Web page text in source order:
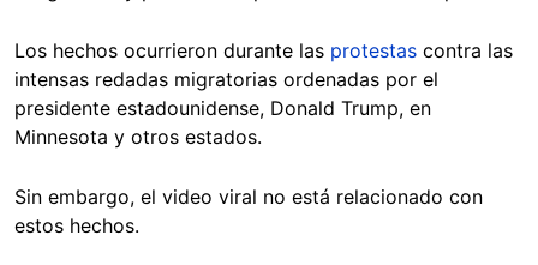
Los hechos ocurrieron durante las protestas contra las
intensas redadas migratorias ordenadas por el
presidente estadounidense, Donald Trump, en
Minnesota y otros estados.
Sin embargo, el video viral no está relacionado con
estos hechos.